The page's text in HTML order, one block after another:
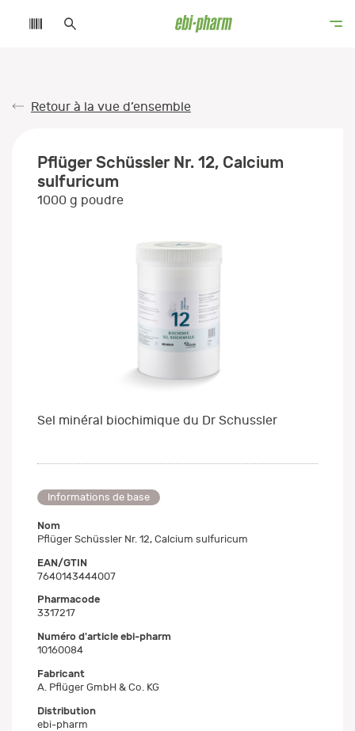
Retour à la vue d’ensemble
Pflüger Schüssler Nr. 12, Calcium
sulfuricum
1000 g poudre
Sel minéral biochimique du Dr Schussler
Informations de base
Nom
Pflüger Schüssler Nr. 12, Calcium sulfuricum
EAN/GTIN
7640143444007
Pharmacode
3317217
Numéro d'article ebi-pharm
10160084
Fabricant
A. Pflüger GmbH & Co. KG
Distribution
ebi-pharm